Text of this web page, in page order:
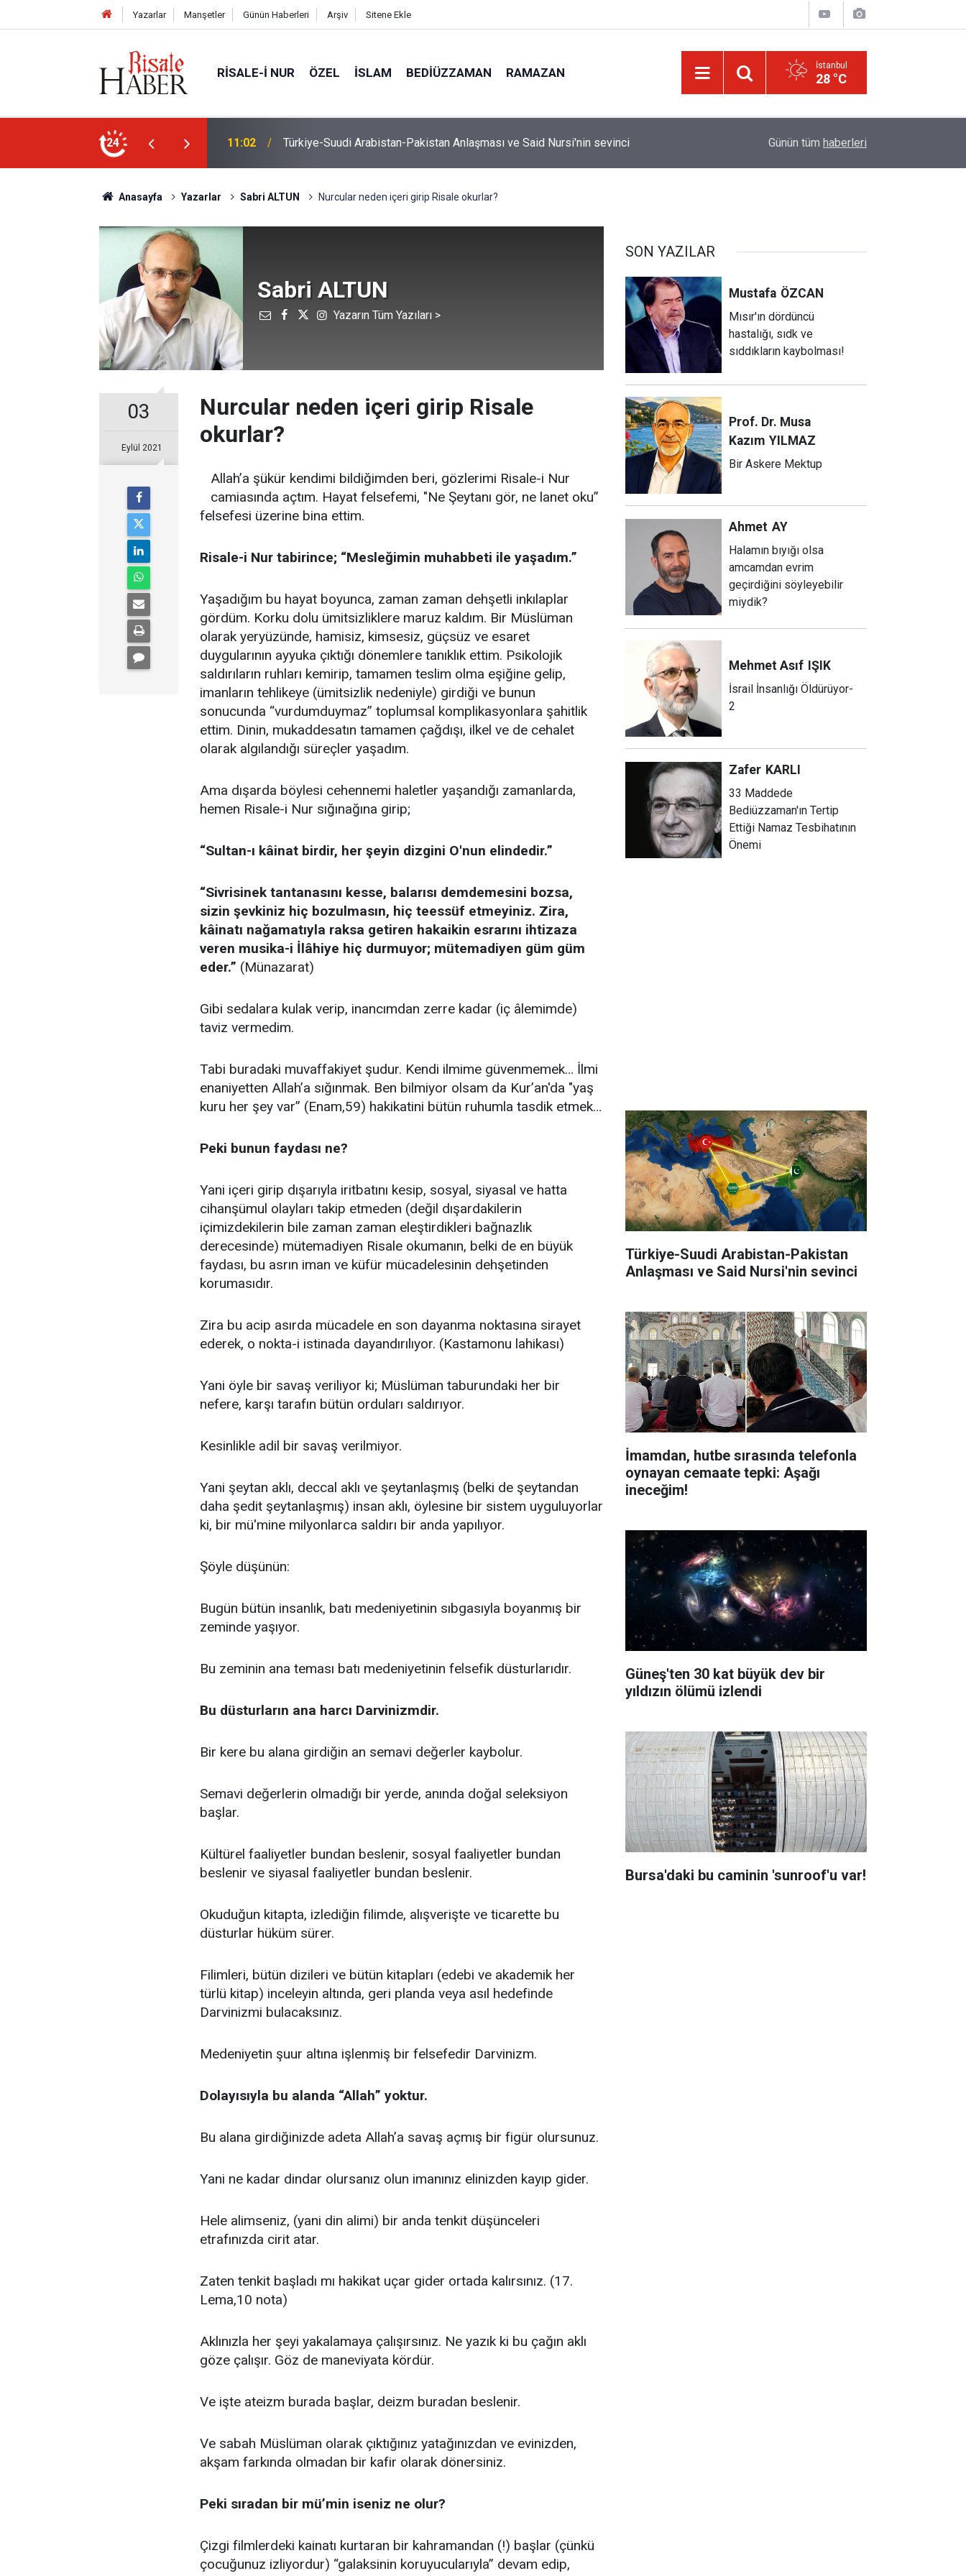
Yazarlar Manşetler Günün Haberleri Arşiv Sitene Ekle
RISALE-I NUR ÖZEL İSLAM BEDIÜZZAMAN RAMAZAN İstanbul
28 °C
24
Anlaşması ve Said Nursi'nin sevinci 10:22 İmamdan, hutbe sırasında telefonla oynayan cemaate tepki: Aşağı ineceğim! Güneş'ten 30 kat büyük dev bir yıldızın ölümü
Günün tüm haberleri
Anasayfa Yazarlar Sabri ALTUN Nurcular neden içeri girip Risale okurlar?
Sabri ALTUN
Yazarın Tüm Yazıları >
03
Eylül 2021
Nurcular neden içeri girip Risale
okurlar?
Allah’a şükür kendimi bildiğimden beri, gözlerimi Risale-i Nur
camiasında açtım. Hayat felsefemi, "Ne Şeytanı gör, ne lanet oku”
felsefesi üzerine bina ettim.
Risale-i Nur tabirince; “Mesleğimin muhabbeti ile yaşadım.”
Yaşadığım bu hayat boyunca, zaman zaman dehşetli inkılaplar
gördüm. Korku dolu ümitsizliklere maruz kaldım. Bir Müslüman
olarak yeryüzünde, hamisiz, kimsesiz, güçsüz ve esaret
duygularının ayyuka çıktığı dönemlere tanıklık ettim. Psikolojik
saldırıların ruhları kemirip, tamamen teslim olma eşiğine gelip,
imanların tehlikeye (ümitsizlik nedeniyle) girdiği ve bunun
sonucunda “vurdumduymaz” toplumsal komplikasyonlara şahitlik
ettim. Dinin, mukaddesatın tamamen çağdışı, ilkel ve de cehalet
olarak algılandığı süreçler yaşadım.
Ama dışarda böylesi cehennemi haletler yaşandığı zamanlarda,
hemen Risale-i Nur sığınağına girip;
“Sultan-ı kâinat birdir, her şeyin dizgini O'nun elindedir.”
“Sivrisinek tantanasını kesse, balarısı demdemesini bozsa,
sizin şevkiniz hiç bozulmasın, hiç teessüf etmeyiniz. Zira,
kâinatı nağamatıyla raksa getiren hakaikin esrarını ihtizaza
veren musika-i İlâhiye hiç durmuyor; mütemadiyen güm güm
eder.” (Münazarat)
Gibi sedalara kulak verip, inancımdan zerre kadar (iç âlemimde)
taviz vermedim.
Tabi buradaki muvaffakiyet şudur. Kendi ilmime güvenmemek… İlmi
enaniyetten Allah’a sığınmak. Ben bilmiyor olsam da Kur’an'da "yaş
kuru her şey var” (Enam,59) hakikatini bütün ruhumla tasdik etmek…
Peki bunun faydası ne?
Yani içeri girip dışarıyla iritbatını kesip, sosyal, siyasal ve hatta
cihanşümul olayları takip etmeden (değil dışardakilerin
içimizdekilerin bile zaman zaman eleştirdikleri bağnazlık
derecesinde) mütemadiyen Risale okumanın, belki de en büyük
faydası, bu asrın iman ve küfür mücadelesinin dehşetinden
korumasıdır.
Zira bu acip asırda mücadele en son dayanma noktasına sirayet
ederek, o nokta-i istinada dayandırılıyor. (Kastamonu lahikası)
Yani öyle bir savaş veriliyor ki; Müslüman taburundaki her bir
nefere, karşı tarafın bütün orduları saldırıyor.
Kesinlikle adil bir savaş verilmiyor.
Yani şeytan aklı, deccal aklı ve şeytanlaşmış (belki de şeytandan
daha şedit şeytanlaşmış) insan aklı, öylesine bir sistem uyguluyorlar
ki, bir mü'mine milyonlarca saldırı bir anda yapılıyor.
Şöyle düşünün:
Bugün bütün insanlık, batı medeniyetinin sıbgasıyla boyanmış bir
zeminde yaşıyor.
Bu zeminin ana teması batı medeniyetinin felsefik düsturlarıdır.
Bu düsturların ana harcı Darvinizmdir.
Bir kere bu alana girdiğin an semavi değerler kaybolur.
Semavi değerlerin olmadığı bir yerde, anında doğal seleksiyon
başlar.
Kültürel faaliyetler bundan beslenir, sosyal faaliyetler bundan
beslenir ve siyasal faaliyetler bundan beslenir.
Okuduğun kitapta, izlediğin filimde, alışverişte ve ticarette bu
düsturlar hüküm sürer.
Filimleri, bütün dizileri ve bütün kitapları (edebi ve akademik her
türlü kitap) inceleyin altında, geri planda veya asıl hedefinde
Darvinizmi bulacaksınız.
Medeniyetin şuur altına işlenmiş bir felsefedir Darvinizm.
Dolayısıyla bu alanda “Allah” yoktur.
Bu alana girdiğinizde adeta Allah’a savaş açmış bir figür olursunuz.
Yani ne kadar dindar olursanız olun imanınız elinizden kayıp gider.
Hele alimseniz, (yani din alimi) bir anda tenkit düşünceleri
etrafınızda cirit atar.
Zaten tenkit başladı mı hakikat uçar gider ortada kalırsınız. (17.
Lema,10 nota)
Aklınızla her şeyi yakalamaya çalışırsınız. Ne yazık ki bu çağın aklı
göze çalışır. Göz de maneviyata kördür.
Ve işte ateizm burada başlar, deizm buradan beslenir.
Ve sabah Müslüman olarak çıktığınız yatağınızdan ve evinizden,
akşam farkında olmadan bir kafir olarak dönersiniz.
Peki sıradan bir mü’min iseniz ne olur?
Çizgi filmlerdeki kainatı kurtaran bir kahramandan (!) başlar (çünkü
çocuğunuz izliyordur) “galaksinin koruyucularıyla” devam edip,
SON YAZILAR
Mustafa ÖZCAN
Mısır'ın dördüncü
hastalığı, sıdk ve
sıddıkların kaybolması!
Prof. Dr. Musa
Kazım YILMAZ
Bir Askere Mektup
Ahmet AY
Halamın bıyığı olsa
amcamdan evrim
geçirdiğini söyleyebilir
miydik?
Mehmet Asıf IŞIK
İsrail İnsanlığı Öldürüyor-
2
Zafer KARLI
33 Maddede
Bediüzzaman'ın Tertip
Ettiği Namaz Tesbihatının
Önemi
Türkiye-Suudi Arabistan-Pakistan
Anlaşması ve Said Nursi'nin sevinci
İmamdan, hutbe sırasında telefonla
oynayan cemaate tepki: Aşağı
ineceğim!
Güneş'ten 30 kat büyük dev bir
yıldızın ölümü izlendi
Bursa'daki bu caminin 'sunroof'u var!